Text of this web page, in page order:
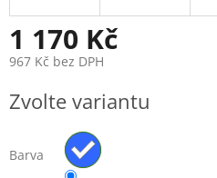
1 170 Kč
967 Kč bez DPH
cena:
Zvolte variantu
Barva